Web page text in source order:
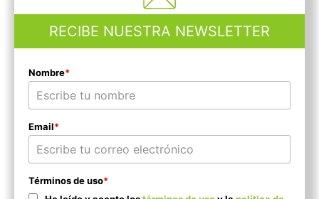
RECIBE NUESTRA NEWSLETTER
Nombre*
Email*
Términos de uso*